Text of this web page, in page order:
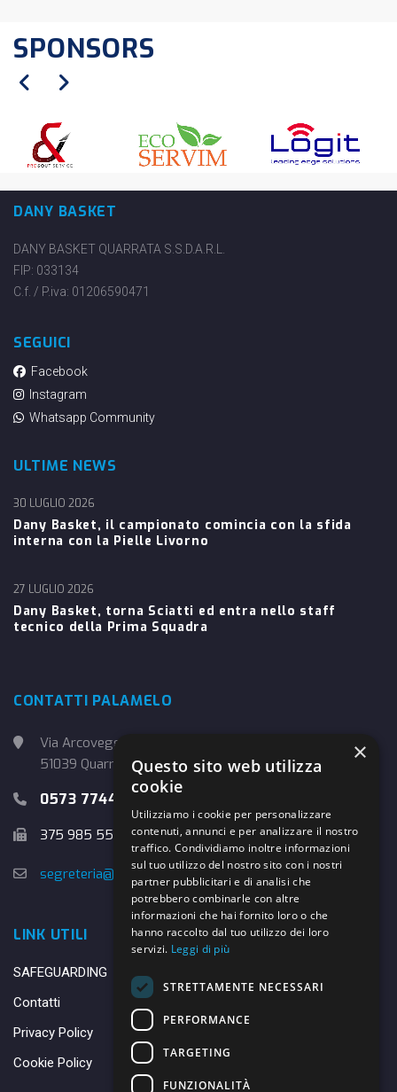
SPONSORS
DANY BASKET
DANY BASKET QUARRATA S.S.D.A.R.L.
FIP: 033134
C.f. / P.iva: 01206590471
SEGUICI
Facebook
Instagram
Whatsapp Community
ULTIME NEWS
Dany Basket, il campionato comincia con la sfida
interna con la Pielle Livorno
30 LUGLIO 2026
Dany Basket, torna Sciatti ed entra nello staff
tecnico della Prima Squadra
27 LUGLIO 2026
CONTATTI PALAMELO
Via Arcoveggio, 4
51039 Quarrata (PT)
0573 774457
375 985 5526
segreteria@danybasket.it
LINK UTILI
SAFEGUARDING
Contatti
Privacy Policy
Cookie Policy
×
Questo sito web utilizza
cookie
Utilizziamo i cookie per personalizzare
contenuti, annunci e per analizzare il nostro
traffico. Condividiamo inoltre informazioni
sul tuo utilizzo del nostro sito con i nostri
partner pubblicitari e di analisi che
potrebbero combinarle con altre
informazioni che hai fornito loro o che
hanno raccolto dal tuo utilizzo dei loro
servizi. Leggi di più
STRETTAMENTE NECESSARI
PERFORMANCE
TARGETING
FUNZIONALITÀ